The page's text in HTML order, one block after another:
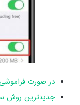
در صورت
جدیدترین روش